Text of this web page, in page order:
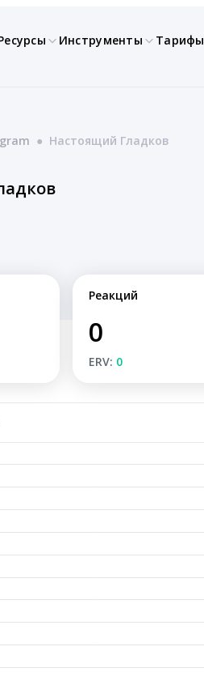
Инструменты Тарифы
● Настоящий Гладков
Реакций
0
ERV: 0